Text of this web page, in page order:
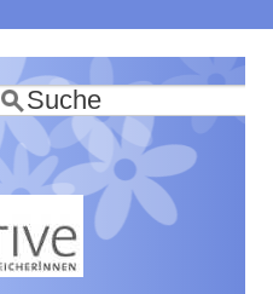
zum
Inhalt
Suche